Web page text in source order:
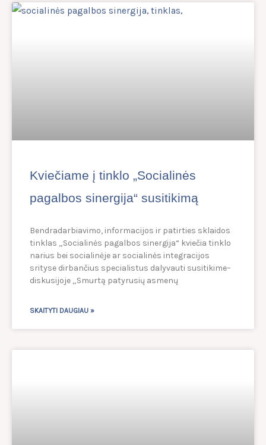
Kviečiame į tinklo „Socialinės
pagalbos sinergija“ susitikimą
Bendradarbiavimo, informacijos ir patirties sklaidos
tinklas „Socialinės pagalbos sinergija“ kviečia tinklo
narius bei socialinėje ar socialinės integracijos
srityse dirbančius specialistus dalyvauti susitikime–
diskusijoje „Smurtą patyrusių asmenų
SKAITYTI DAUGIAU »